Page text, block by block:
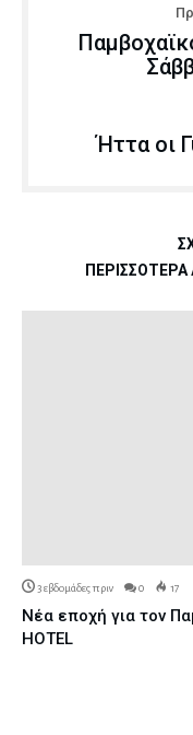
Ήττα οι
3 εβδομάδες πριν 0 17
Νέα εποχή για τον
HOTEL